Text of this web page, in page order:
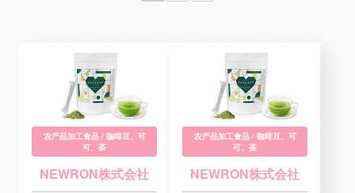
农产品加工食品 / 咖啡豆、可
可、茶
NEWRON株式会社
农产品加工食品 / 咖啡豆、可
可、茶
NEWRON株式会社